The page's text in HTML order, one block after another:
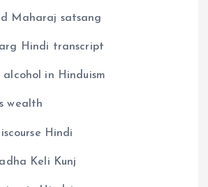
Maharaj satsang
Hindi transcript
in Hinduism
wealth
Hindi
Keli Kunj